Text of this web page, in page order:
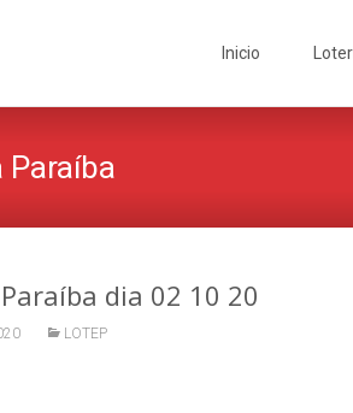
Inicio
Paraíba
dia 02 10 20
LOTEP